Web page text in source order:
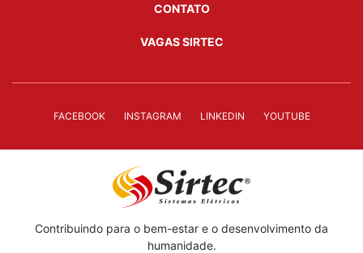
CONTATO
VAGAS SIRTEC
FACEBOOK INSTAGRAM LINKEDIN YOUTUBE
Contribuindo para o bem-estar e o desenvolvimento da
humanidade.